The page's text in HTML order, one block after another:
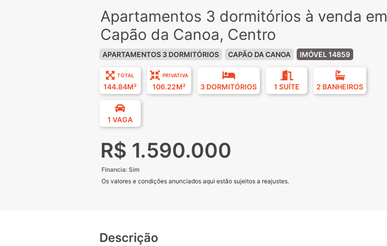
Apartamentos 3 dormitórios à venda em
Capão da Canoa, Centro
APARTAMENTOS 3 DORMITÓRIOS CAPÃO DA CANOA IMÓVEL 14859
TOTAL
144.84M²
PRIVATIVA
106.22M² 3 DORMITÓRIOS 1 SUÍTE 2 BANHEIROS
1 VAGA
R$ 1.590.000
Financia: Sim
Os valores e condições anunciados aqui estão sujeitos a reajustes.
Descrição